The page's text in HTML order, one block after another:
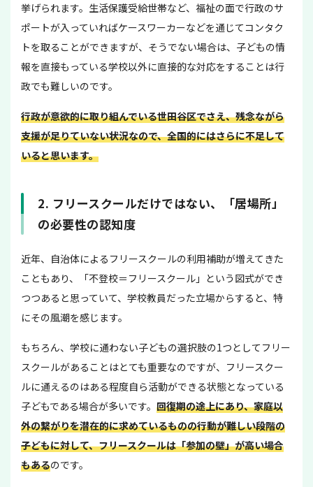
挙げられます。生活保護受給世帯など、福祉の面で行政のサ
ポートが入っていればケースワーカーなどを通じてコンタク
トを取ることができますが、そうでない場合は、子どもの情
報を直接もっている学校以外に直接的な対応をすることは行
政でも難しいのです。
行政が意欲的に取り組んでいる世田谷区でさえ、残念ながら
支援が足りていない状況なので、全国的にはさらに不足して
いると思います。
2. フリースクールだけではない、「居場所」
の必要性の認知度
近年、自治体によるフリースクールの利用補助が増えてきた
こともあり、「不登校＝フリースクール」という図式ができ
つつあると思っていて、学校教員だった立場からすると、特
にその風潮を感じます。
もちろん、学校に通わない子どもの選択肢の1つとしてフリー
スクールがあることはとても重要なのですが、フリースクー
ルに通えるのはある程度自ら活動ができる状態となっている
子どもである場合が多いです。 回復期の途上にあり、家庭以
外の繋がりを潜在的に求めているものの行動が難しい段階の
子どもに対して、フリースクールは「参加の壁」が高い場合
もあるのです。